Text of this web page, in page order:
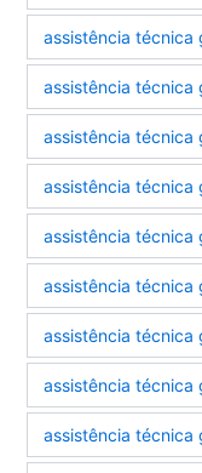
assistência técnica
assistência técnica
assistência técnica
assistência técnica
assistência técnica
assistência técnica
assistência técnica
assistência técnica
assistência técnica